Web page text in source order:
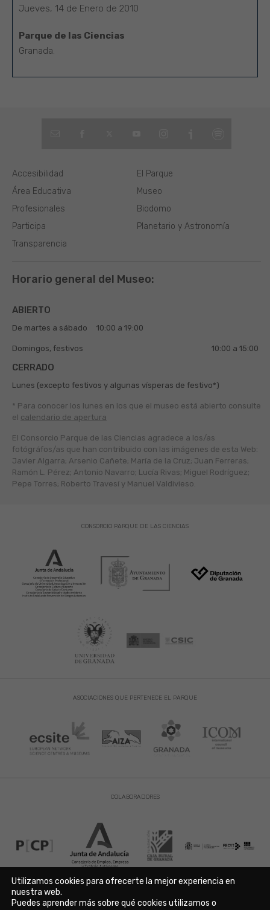
Jueves, 14 de Enero de 2010
Parque de las Ciencias
Granada.
El Parque
Museo
Biodomo
Planetario y Astronomía
Área Educativa
Profesionales
Participa
Transparencia
Accesibilidad
Horario general del Museo:
ABIERTO
De martes a sábado 10:00 a 19:00
Domingos, festivos 10:00 a 15:00
CERRADO
Lunes (excepto festivos y algunas vísperas de festivo*)
* Para conocer los lunes en los que el museo está abierto consulte
el calendario de apertura
El Consorcio Parque de las Ciencias agradece a los/as
fotógráfos/as que han contribuido con las imágenes de esta Web:
Javier Algarra; Arsenio Cañete; María de la Cruz; Juan Ferreras;
Ramón L. Pérez; Antonio Navarro; Lucía Rivas; Miguel Rodríguez;
Pepe Torres; Roberto Travesí y Manuel Valdivieso.
ASOCIACIONES QUE PERTENECE EL PARQUE
CONSORCIO PARQUE DE LAS CIENCIAS
COLABORADORES
Aviso Legal | Política de Privacidad | Política de Cookies
Utilizamos cookies para ofrecerte la mejor experiencia en
nuestra web.
Puedes aprender más sobre qué cookies utilizamos o